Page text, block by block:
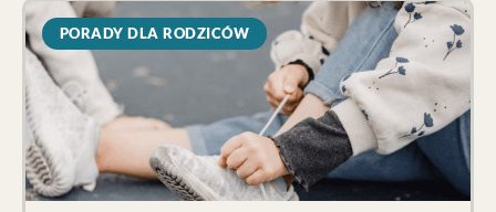
PORADY DLA RODZICÓW